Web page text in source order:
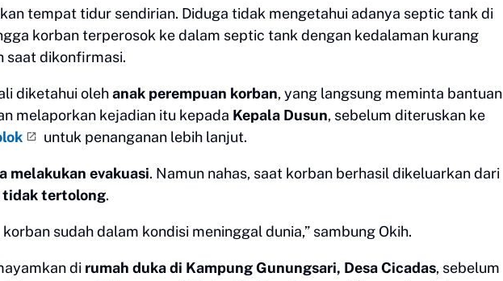
tempat tidur sendirian. Diduga tidak mengetahui adanya septic tank di
korban terperosok ke dalam septic tank dengan kedalaman kurang
saat dikonfirmasi.
diketahui olehanak perempuan korban, yang langsung meminta bantuan
melaporkan kejadian itu kepada Kepala Dusun, sebelum diteruskan ke
untuk penanganan lebih lanjut.
melakukan evakuasi. Namun nahas, saat korban berhasil dikeluarkan dari
tidak tertolong.
sudah dalam kondisi meninggal dunia,” sambung Okih.
di rumah duka di Kampung Gunungsari, Desa Cicadas, sebelum